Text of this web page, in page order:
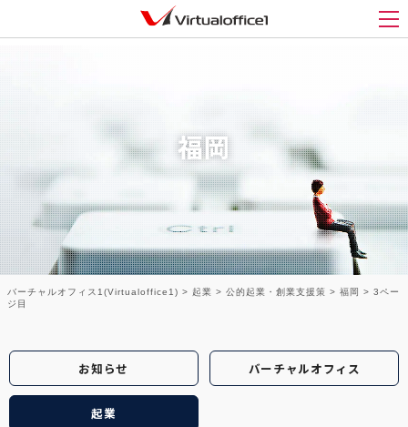
メ
福岡
バーチャルオフィス1(Virtualoffice1) > 起業 > 公的起業・創業支援策 > 福岡 > 3ペー
ジ目
お知らせ バーチャルオフィス
起業